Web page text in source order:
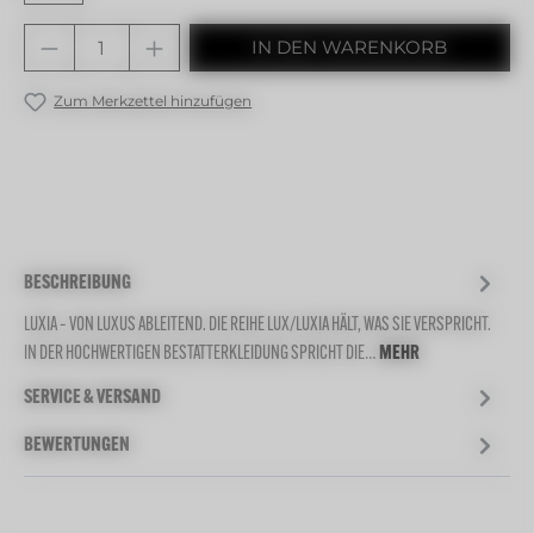
Produkt Anzahl: Gib den
IN DEN WARENKORB
Zum Merkzettel hinzufügen
BESCHREIBUNG
LUXIA – VON LUXUS ABLEITEND. DIE REIHE LUX/LUXIA HÄLT, WAS SIE VERSPRICHT.
IN DER HOCHWERTIGEN BESTATTERKLEIDUNG SPRICHT DIE…MEHR
SERVICE & VERSAND
BEWERTUNGEN